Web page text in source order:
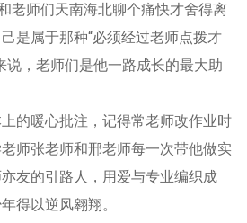
老师们天南海北聊个痛快才舍得离
是属于那种“必须经过老师点拨才
说，老师们是他一路成长的最大助
的暖心批注，记得常老师改作业时
师张老师和邢老师每一次带他做实
友的引路人，用爱与专业编织成
得以逆风翱翔。